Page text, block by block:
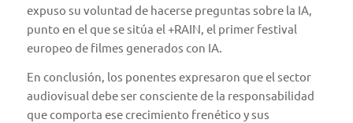
expuso su voluntad de hacerse preguntas sobre la IA,
punto en el que se sitúa el +RAIN, el primer festival
europeo de filmes generados con IA.
En conclusión, los ponentes expresaron que el sector
audiovisual debe ser consciente de la responsabilidad
que comporta ese crecimiento frenético y sus